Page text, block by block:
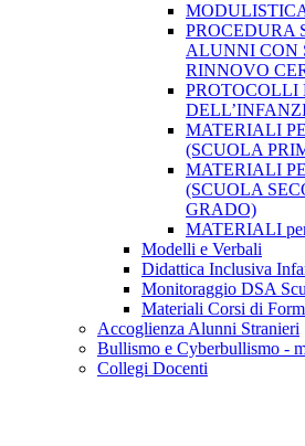
PROCEDURA
ALUNNI CON
RINNOVO
PROTOCOLLI
MATERIALI
(SCUOLA
MATERIALI
(SCUOLA
GRADO)
MATERIALI
Modelli e Verbali
Didattica Inclusiva
Monitoraggio DSA
Materiali Corsi di
Accoglienza Alunni Stranieri
Bullismo e Cyberbullismo -
Collegi Docenti